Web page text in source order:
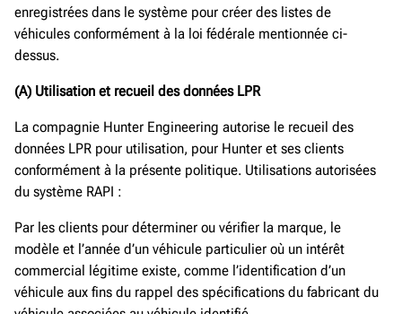
enregistrées dans le système pour créer des listes de
véhicules conformément à la loi fédérale mentionnée ci-
dessus.
(A) Utilisation et recueil desdonnéesLPR
La compagnie Hunter Engineering autorise le recueil des
données LPR pour utilisation, pour Hunter et ses clients
conformément à la présente politique. Utilisations autorisées
du système RAPI :
Par les clients pour déterminer ou vérifier la marque, le
modèle et l’année d’un véhicule particulier où un intérêt
commercial légitime existe, comme l’identification d’un
véhicule aux fins du rappel des spécifications du fabricant du